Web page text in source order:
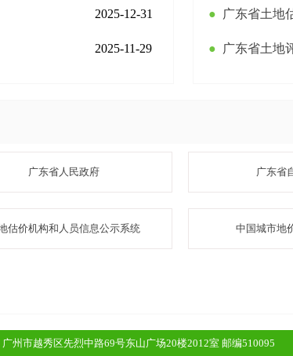
2025-12-31
2025-11-29
● 广东省土地
● 广东省土地
广东省人民政府 广东省
估价机构和人员信息公示系统 中国城市地
广州市越秀区先烈中路69号东山广场20楼2012室 邮编510095